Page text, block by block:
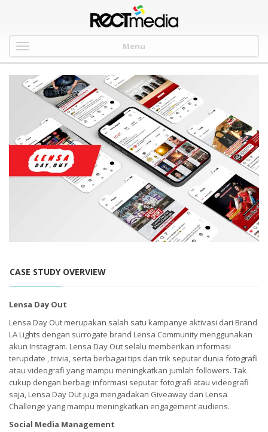
Menu
CASE STUDY OVERVIEW
Lensa Day Out
Lensa Day Out merupakan salah satu kampanye aktivasi dari Brand
LA Lights dengan surrogate brand Lensa Community menggunakan
akun Instagram. Lensa Day Out selalu memberikan informasi
terupdate , trivia, serta berbagai tips dan trik seputar dunia fotografi
atau videografi yang mampu meningkatkan jumlah followers. Tak
cukup dengan berbagi informasi seputar fotografi atau videografi
saja, Lensa Day Out juga mengadakan Giveaway dan Lensa
Challenge yang mampu meningkatkan engagement audiens.
Social Media Management